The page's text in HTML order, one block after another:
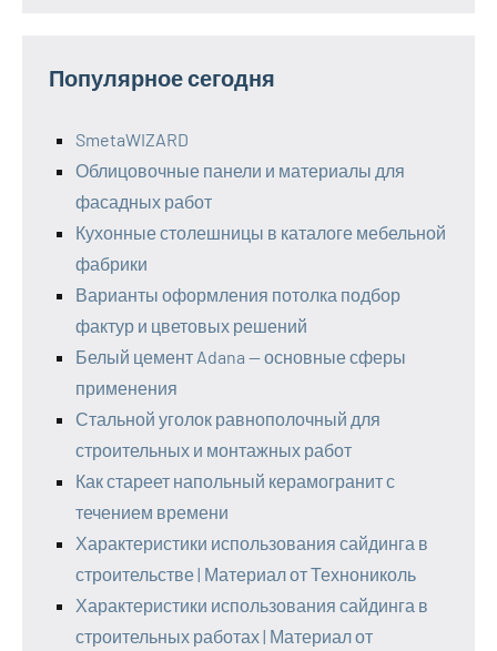
Популярное сегодня
SmetaWIZARD
Облицовочные панели и материалы для
фасадных работ
Кухонные столешницы в каталоге мебельной
фабрики
Варианты оформления потолка подбор
фактур и цветовых решений
Белый цемент Adana — основные сферы
применения
Стальной уголок равнополочный для
строительных и монтажных работ
Как стареет напольный керамогранит с
течением времени
Характеристики использования сайдинга в
строительстве | Материал от Технониколь
Характеристики использования сайдинга в
строительных работах | Материал от